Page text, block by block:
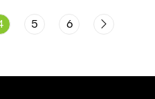
ยิ่งขึ้น ขณะเดียวกันก็มองหา
ะเมินจากแนวโน้มที่มี
หลากหลายธุรกิจ ไม่ว่าจะ
อาคารให้สอดคล้องกับ
ใช้องค์ประกอบที่ยอมให้แสง
าสนใจเป็นอย่างมากเปิดรับ
5 6